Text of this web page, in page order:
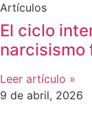
Artículos
El ciclo
narcisismo
Leer artículo »
9 de abril, 2026